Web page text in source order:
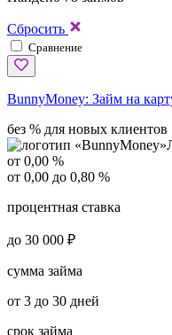
Сбросить
Сравнение
BunnyMoney: Займ на
без % для новых клиентов
от 0,00 %
от 0,00 до 0,80 %
процентная ставка
до 30 000 ₽
сумма займа
от 3 до 30 дней
срок займа